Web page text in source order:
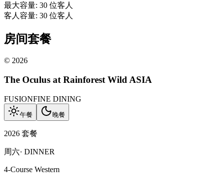
最大容量: 30 位客人
客人容量: 30 位客人
房间套餐
© 2026
The Oculus at Rainforest Wild ASIA
FUSIONFINE DINING
午餐 晚餐
2026 套餐
周六· DINNER
4-Course Western